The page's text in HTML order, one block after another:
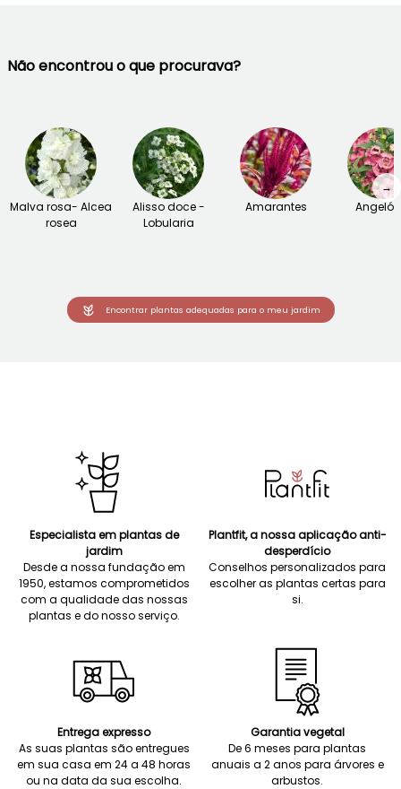
Não encontrou o que procurava?
Malva rosa- Alcea
rosea
Alisso doce -
Lobularia
Amarantes
→
Encontrar plantas adequadas para o meu jardim
Especialista em plantas de
jardim
Desde a nossa fundação em
1950, estamos comprometidos
com a qualidade das nossas
plantas e do nosso serviço.
Plantfit, a nossa aplicação anti-
desperdício
Conselhos personalizados para
escolher as plantas certas para
si.
Entrega expresso
As suas plantas são entregues
em sua casa em 24 a 48 horas
ou na data da sua escolha.
Garantia vegetal
De 6 meses para plantas
anuais a 2 anos para árvores e
arbustos.